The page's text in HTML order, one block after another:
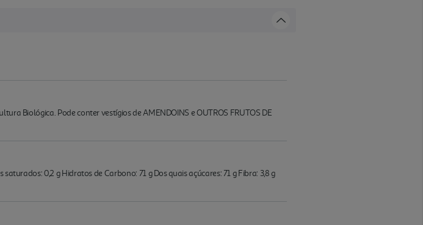
Biológica. Pode conter vestígios de AMENDOINS e OUTROS FRUTOS DE
0,2 g Hidratos de Carbono: 71 g Dos quais açúcares: 71 g Fibra: 3,8 g